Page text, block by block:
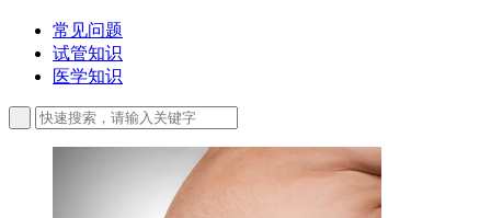
常见问题
试管知识
医学知识